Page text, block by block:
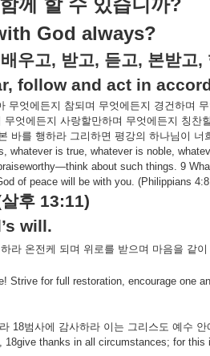
함께 할 수 있습니까?
God always?
배우고, 받고, 듣고, 본받고,
follow and act in
무엇에든지 참되며 무엇에든지 경건하며
무엇에든지 사랑할만하며 무엇에든지 칭찬
바를 행하라 그리하면 평강의 하나님이 너
whatever is true, whatever is noble,
about such things. 9
of peace will be with you. (Philippians
살후 13:11)
will.
라 온전케 되며 위로를 받으며 마음을 같이
Strive for full restoration, encourage one
18범사에 감사하라 이는 그리스도 예수 안
18give thanks in all circumstances; for